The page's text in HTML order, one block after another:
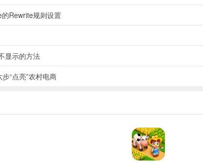
Rewrite规则设置
显示的方法
“点亮”农村电商